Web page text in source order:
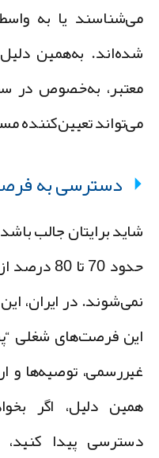
یا به واسطه
به‌همین دلیل،
به‌خصوص در سطوح
تعیین‌کننده
دسترسی به
برایتان جالب باشد
حدود 70 تا
در ایران، این
فرصت‌های شغلی
توصیه‌ها و
دلیل، اگر
پیدا کنید،